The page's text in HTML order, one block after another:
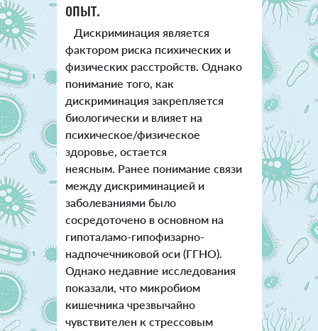
опыт.
Дискриминация является
фактором риска психических и
физических расстройств. Однако
понимание того, как
дискриминация закрепляется
биологически и влияет на
психическое/физическое
здоровье, остается
неясным. Ранее понимание связи
между дискриминацией и
заболеваниями было
сосредоточено в основном на
гипоталамо-гипофизарно-
надпочечниковой оси (ГГНО).
Однако недавние исследования
показали, что микробиом
кишечника чрезвычайно
чувствителен к стрессовым